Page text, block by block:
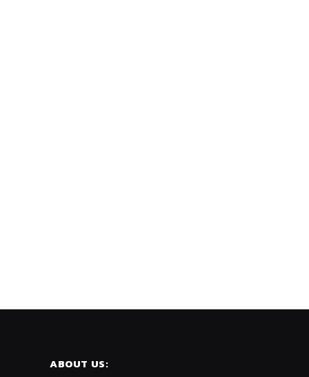
ABOUT US: